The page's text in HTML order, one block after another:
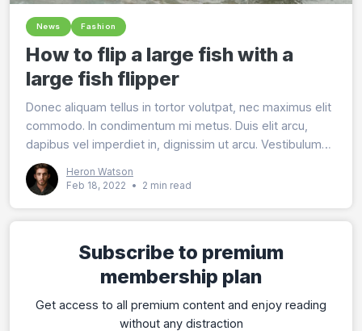
News Fashion
How to flip a large fish with a
large fish flipper
Donec aliquam tellus in tortor volutpat, nec maximus elit
commodo. In condimentum mi metus. Duis elit arcu,
dapibus vel imperdiet in, dignissim ut arcu. Vestibulum
vitae est eros.
Heron Watson
Feb 18, 2022
• 2 min read
Subscribe to premium
membership plan
Get access to all premium content and enjoy reading
without any distraction